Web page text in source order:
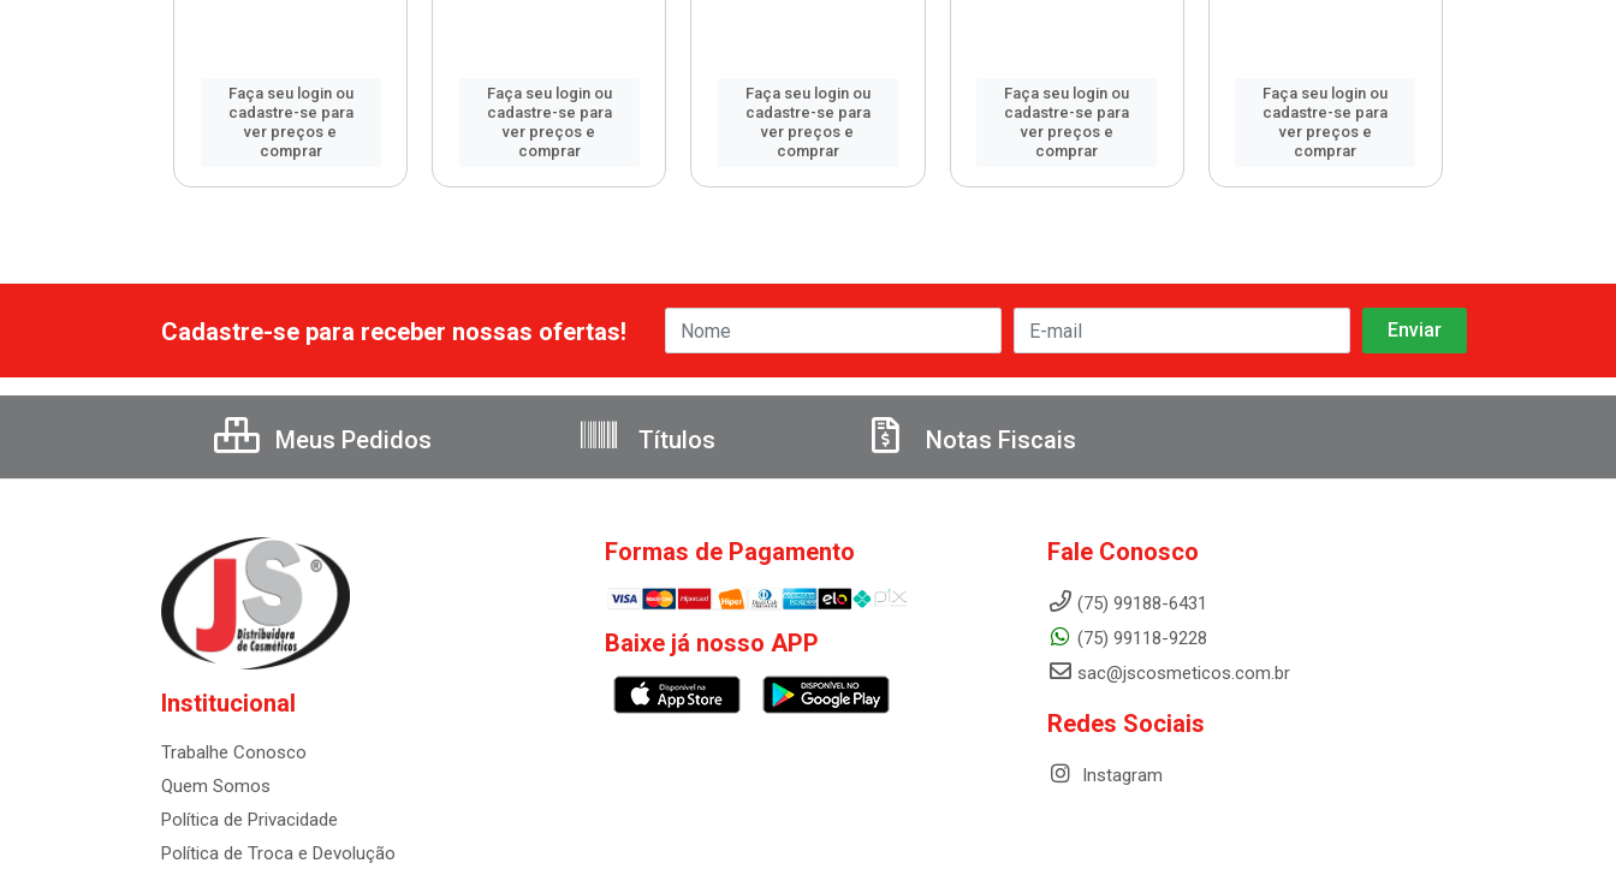
Faça seu login ou
cadastre-se para
ver preços e
comprar
Faça seu login ou
cadastre-se para
ver preços e
comprar
Faça seu login ou
cadastre-se para
ver preços e
comprar
Faça seu login ou
cadastre-se para
ver preços e
comprar
Faça seu login ou
cadastre-se para
ver preços e
comprar
Cadastre-se para receber nossas ofertas!
Meus Pedidos Títulos Notas Fiscais
Institucional
Trabalhe Conosco
Quem Somos
Política de Privacidade
Política de Troca e Devolução
Formas de Pagamento
Baixe já nosso APP
Fale Conosco
(75) 99188-6431
(75) 99118-9228
sac@jscosmeticos.com.br
Redes Sociais
Instagram